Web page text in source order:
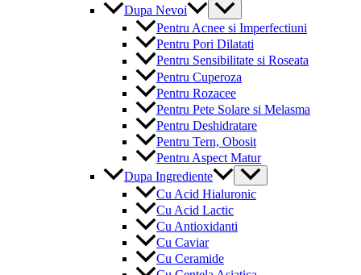
Dupa Nevoi
Menu
Toggle
Pentru Acnee si Imperfectiuni
Pentru Pori Dilatati
Pentru Sensibilitate si Roseata
Pentru Cuperoza
Pentru Rozacee
Pentru Pete Solare si Melasma
Pentru Deshidratare
Pentru Tern, Obosit
Pentru Aspect Matur
Dupa Ingrediente
Menu
Toggle
Cu Acid Hialuronic
Cu Acid Lactic
Cu Antioxidanti
Cu Caviar
Cu Ceramide